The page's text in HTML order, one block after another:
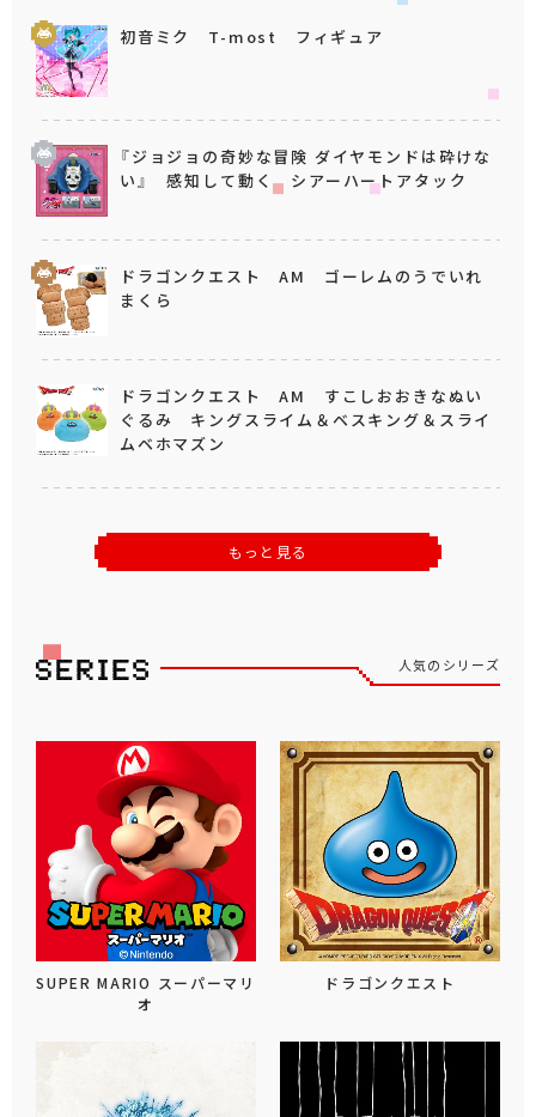
初音ミク T-most フィギュア
『ジョジョの奇妙な冒険 ダイヤモンドは砕けな
い』 感知して動く シアーハートアタック
ドラゴンクエスト AM ゴーレムのうでいれ
まくら
ドラゴンクエスト AM すこしおおきなぬい
ぐるみ キングスライム＆ベスキング＆スライ
ムベホマズン
もっと見る
人気のシリーズ
SUPER MARIO スーパーマリ
オ
ドラゴンクエスト